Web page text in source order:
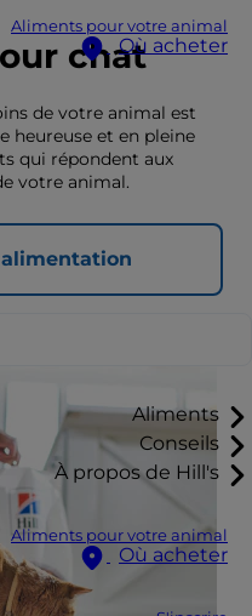
Aliments pour votre animal
Où acheter
Aliments
Conseils
À propos de Hill's
Aliments pour votre animal
Où acheter
chat
de votre animal est
heureuse et en pleine
qui répondent aux
votre animal.
alimentation